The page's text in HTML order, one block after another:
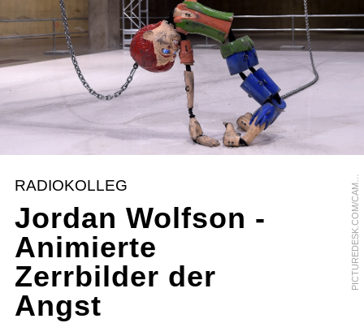
P
I
C
T
U
R
E
D
E
S
K
.
C
O
M
/
C
A
M
E
R
A
P
R
E
S
S
/
J
A
M
E
S
V
E
Y
S
E
Y
RADIOKOLLEG
Jordan Wolfson -
Animierte
Zerrbilder der
Angst